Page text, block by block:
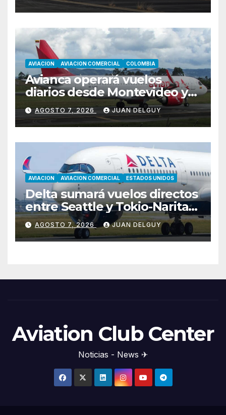
AVIACION AVIACION COMERCIAL COLOMBIA
Avianca operará vuelos
diarios desde Montevideo y
Asunción hacia Bogotá
AGOSTO 7, 2026 JUAN DELGUY
AVIACION AVIACION COMERCIAL ESTADOS UNIDOS
Delta sumará vuelos directos
entre Seattle y Tokio-Narita
desde marzo de 2027
AGOSTO 7, 2026 JUAN DELGUY
Aviation Club Center
Noticias - News ✈